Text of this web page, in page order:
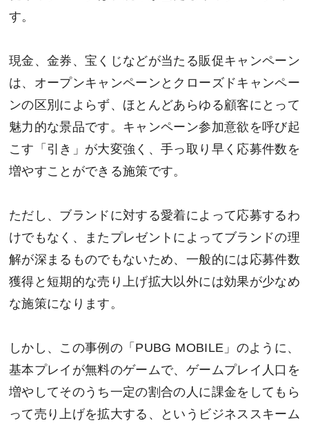
す。
現金、金券、宝くじなどが当たる販促キャンペーン
は、オープンキャンペーンとクローズドキャンペー
ンの区別によらず、ほとんどあらゆる顧客にとって
魅力的な景品です。キャンペーン参加意欲を呼び起
こす「引き」が大変強く、手っ取り早く応募件数を
増やすことができる施策です。
ただし、ブランドに対する愛着によって応募するわ
けでもなく、またプレゼントによってブランドの理
解が深まるものでもないため、一般的には応募件数
獲得と短期的な売り上げ拡大以外には効果が少なめ
な施策になります。
しかし、この事例の「PUBG MOBILE」のように、
基本プレイが無料のゲームで、ゲームプレイ人口を
増やしてそのうち一定の割合の人に課金をしてもら
って売り上げを拡大する、というビジネススキーム